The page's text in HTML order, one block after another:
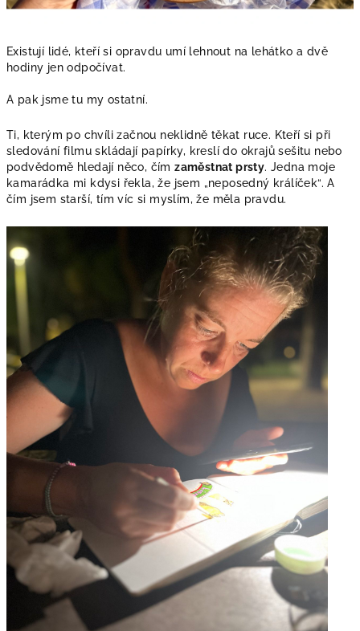
Existují lidé, kteří si opravdu umí lehnout na lehátko a dvě
hodiny jen odpočívat.
A pak jsme tu my ostatní.
Ti, kterým po chvíli začnou neklidně těkat ruce. Kteří si při
sledování filmu skládají papírky, kreslí do okrajů sešitu nebo
podvědomě hledají něco, čímzaměstnat prsty. Jedna moje
kamarádka mi kdysi řekla, že jsem „neposedný králíček“. A
čím jsem starší, tím víc si myslím, že měla pravdu.